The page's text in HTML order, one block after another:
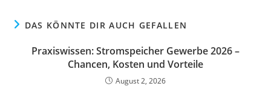
DAS KÖNNTE DIR AUCH GEFALLEN
Praxiswissen: Stromspeicher Gewerbe 2026 –
Chancen, Kosten und Vorteile
August 2, 2026